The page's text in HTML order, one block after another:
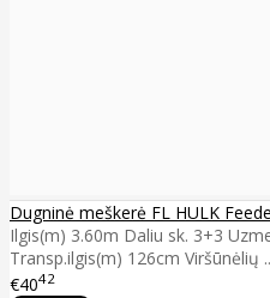
Dugninė meškerė FL HULK
Ilgis(m) 3.60m Daliu sk. 3+3
Transp.ilgis(m) 126cm Viršūnėlių ..
€4042